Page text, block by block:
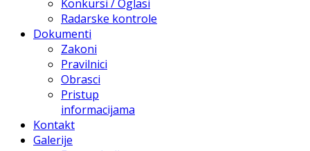
Konkursi / Oglasi
Radarske kontrole
Dokumenti
Zakoni
Pravilnici
Obrasci
Pristup
informacijama
Kontakt
Galerije